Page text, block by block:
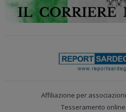
Affiliazione per associazioni
Tesseramento online